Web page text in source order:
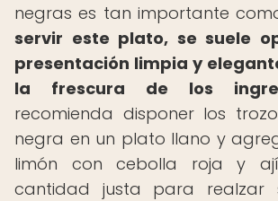
negras es tan importante
servir este plato, se suele
presentación limpia y
la frescura de los
recomienda disponer los
negra en un plato llano y
limón con cebolla roja y
cantidad justa para realzar